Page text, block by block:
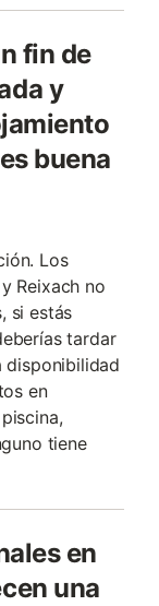
fin de
y
buena
Los
Reixach no
si estás
tardar
disponibilidad
en
tiene
en
una